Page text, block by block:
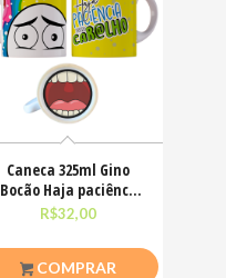
Caneca 325ml Gino
Bocão Haja paciênca
nesse caralho Meme
R$32,00
COMPRAR